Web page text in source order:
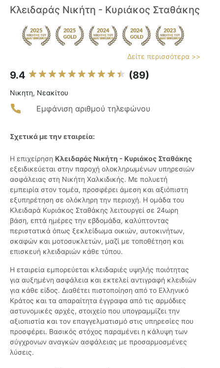
Κλειδαράς Νικήτη - Κυριάκος Σταθάκης
Δείτε περισσότερα >>
9.4 (89)
Νικητη, Νεακίτου
Εμφάνιση αριθμού τηλεφώνου
Σχετικά με την εταιρεία:
Η επιχείρηση Κλειδαράς Νικήτη - Κυριάκος Σταθάκης
εξειδικεύεται στην παροχή ολοκληρωμένων υπηρεσιών
ασφάλειας στη Νικήτη Χαλκιδικής. Με πολυετή
εμπειρία στον τομέα, προσφέρει άμεση και αξιόπιστη
εξυπηρέτηση σε ολόκληρη την περιοχή. Η ομάδα του
Κλειδαρά Κυριάκος Σταθάκης λειτουργεί σε 24ωρη
βάση, επτά ημέρες την εβδομάδα, καλύπτοντας
περιστατικά όπως ξεκλείδωμα οικιών, αυτοκινήτων,
σκαφών και μοτοσυκλετών, μαζί με τοποθέτηση και
επισκευή κλειδαριών κάθε τύπου.
Η εταιρεία εμπορεύεται κλειδαριές υψηλής ποιότητας
για αυξημένη ασφάλεια και εκτελεί αντιγραφή κλειδιών
για κάθε είδος. Διαθέτει πιστοποίηση από το Ελληνικό
Κράτος και τα απαραίτητα έγγραφα από τις αρμόδιες
αστυνομικές αρχές, στοιχείο που υπογραμμίζει την
αξιοπιστία και τον επαγγελματισμό στις υπηρεσίες που
προσφέρει. Βασικός στόχος παραμένει η κάλυψη των
σύγχρονων αναγκών ασφάλειας με προσαρμοσμένες
λύσεις.